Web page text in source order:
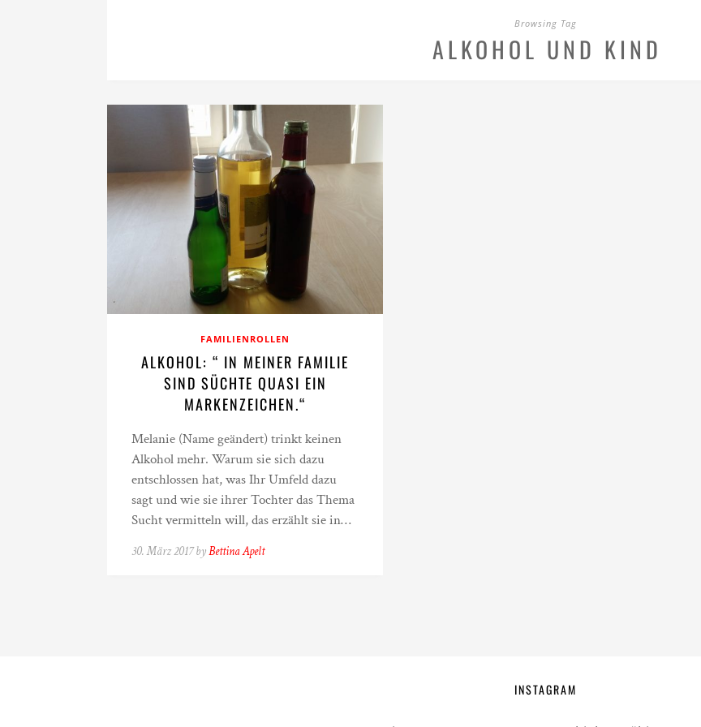
Browsing Tag
ALKOHOL UND KIND
FAMILIENROLLEN
ALKOHOL: “ IN MEINER FAMILIE
SIND SÜCHTE QUASI EIN
MARKENZEICHEN.“
Melanie (Name geändert) trinkt keinen
Alkohol mehr. Warum sie sich dazu
entschlossen hat, was Ihr Umfeld dazu
sagt und wie sie ihrer Tochter das Thema
Sucht vermitteln will, das erzählt sie in…
30. März 2017 byBettina Apelt
INSTAGRAM